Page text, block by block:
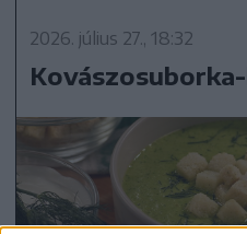
2026. július 27., 18:32